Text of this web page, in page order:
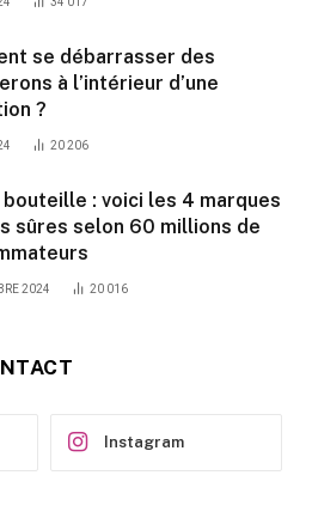
se débarrasser des
à l’intérieur d’une
?
20 206
bouteille : voici les 4 marques
sûres selon 60 millions de
2024 20 016
Instagram